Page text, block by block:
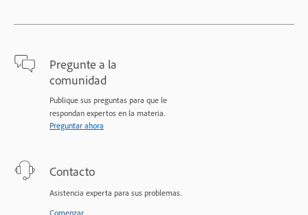
Pregunte a la
comunidad
Publique sus preguntas para que le
respondan expertos en la materia.
Preguntar ahora
Contacto
Asistencia experta para sus problemas.
Comenzar